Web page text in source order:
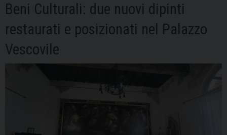
Beni Culturali: due nuovi dipinti
restaurati e posizionati nel Palazzo
Vescovile